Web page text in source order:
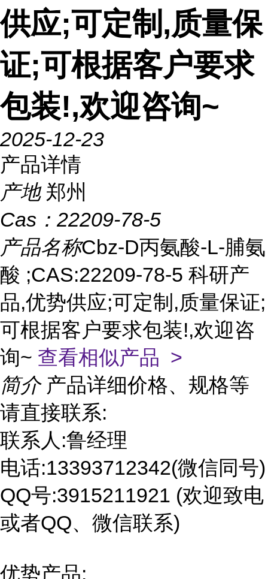
供应;可定制,质量保
证;可根据客户要求
包装!,欢迎咨询~
2025-12-23
产品详情
产地 郑州
Cas： 22209-78-5
产品名称Cbz-D丙氨酸-L-脯氨
酸 ;CAS:22209-78-5 科研产
品,优势供应;可定制,质量保证;
可根据客户要求包装!,欢迎咨
询~ 查看相似产品 >
简介 产品详细价格、规格等
请直接联系:
联系人:鲁经理
电话:13393712342(微信同号)
QQ号:3915211921 (欢迎致电
或者QQ、微信联系)
优势产品: